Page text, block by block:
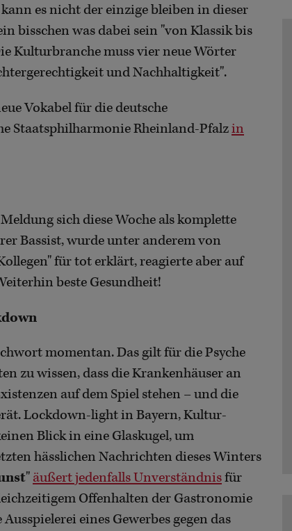
es nicht der einzige bleiben in dieser
bisschen was dabei sein "von Klassik bis
Kulturbranche muss vier neue Wörter
und Nachhaltigkeit".
Vokabel für die deutsche
Staatsphilharmonie Rheinland-Pfalzin
sich diese Woche als komplette
Bassist, wurde unter anderem von
für tot erklärt, reagierte aber auf
beste Gesundheit!
momentan. Das gilt für die Psyche
zu wissen, dass die Krankenhäuser an
auf dem Spiel stehen – und die
Lockdown-light in Bayern, Kultur-
Blick in eine Glaskugel, um
hässlichen Nachrichten dieses Winters
" äußert jedenfalls Unverständnisfür
Offenhalten der Gastronomie
eines Gewerbes gegen das